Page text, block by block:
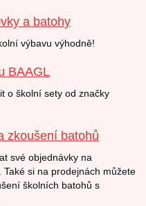
a batohy
výbavu výhodně!
BAAGL
o školní sety od značky
zkoušení batohů
své objednávky na
Také si na prodejnách můžete
školních batohů s